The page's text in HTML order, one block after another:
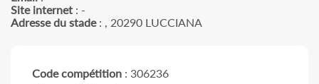
Site internet : -
Adresse du stade: , 20290 LUCCIANA
Code compétition : 306236